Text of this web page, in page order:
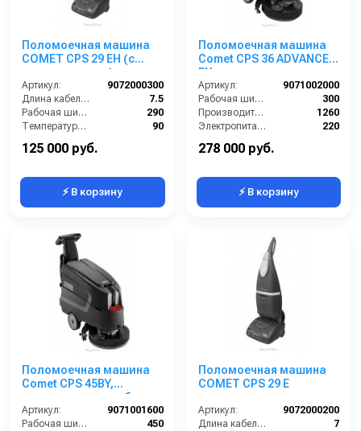
Поломоечная машина
COMET CPS 29 EH (с
нагревом воды)
Артикул:
9072000300
Длина кабеля (м):
7.5
Рабочая ширина (мм):
290
Температура (°C):
90
125 000 руб.
⚡ В корзину
Поломоечная машина
Comet CPS 36 ADVANCE
BY, аккумуляторная
Артикул:
9071002000
Рабочая ширина щеток (мм):
300
Производительность по площади (м2/ч):
1260
Электропитание (В):
220
278 000 руб.
⚡ В корзину
Поломоечная машина
Comet CPS 45BY,
аккумуляторная , без
АКБ с ЗУ
Артикул:
9071001600
Рабочая ширина (мм):
450
Поломоечная машина
COMET CPS 29 E
Артикул:
9072000200
Длина кабеля (м):
7